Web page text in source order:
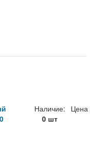
Наличие:
0 шт
Цена